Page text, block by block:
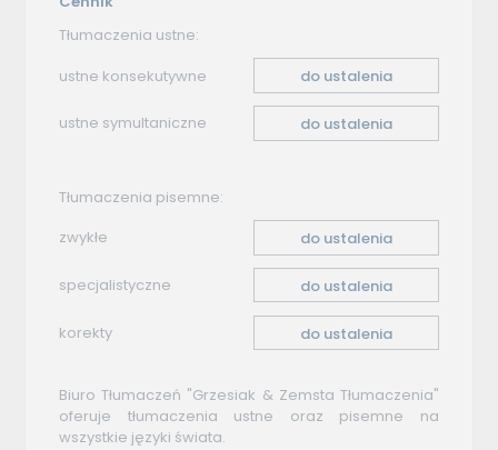
Tłumaczenia ustne:
ustne konsekutywne
do ustalenia
ustne symultaniczne do ustalenia
Tłumaczenia pisemne:
zwykłe
do ustalenia
specjalistyczne do ustalenia
korekty do ustalenia
Biuro Tłumaczeń "Grzesiak & Zemsta Tłumaczenia"
oferuje tłumaczenia ustne oraz pisemne na
wszystkie języki świata.